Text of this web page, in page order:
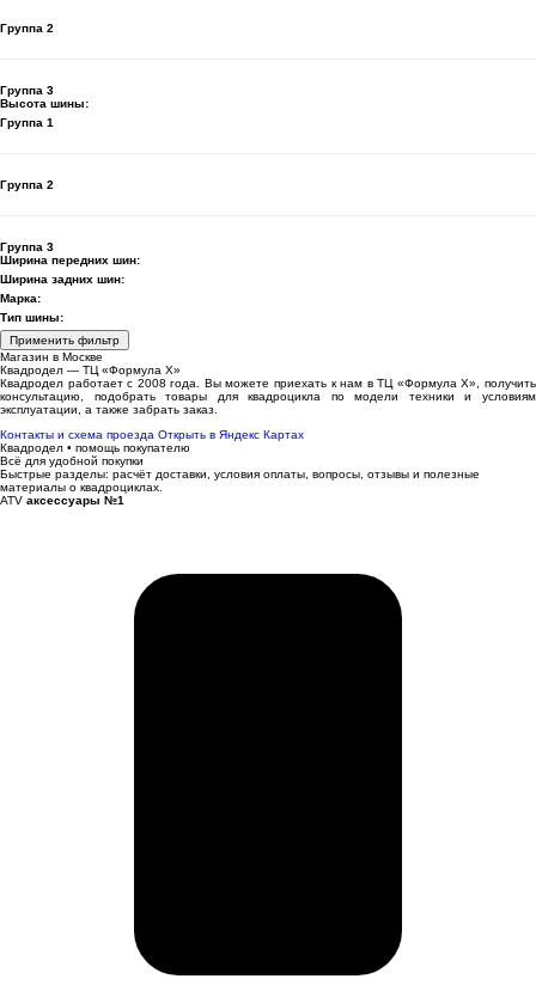
Группа 2
Группа 3
Высота шины:
Группа 1
Группа 2
Группа 3
Ширина передних шин:
Ширина задних шин:
Марка:
Тип шины:
Применить фильтр
Магазин в Москве
Квадродел — ТЦ «Формула Х»
Квадродел работает с 2008 года. Вы можете приехать к нам в ТЦ «Формула Х», получить
консультацию, подобрать товары для квадроцикла по модели техники и условиям
эксплуатации, а также забрать заказ.
Контакты и схема проезда Открыть в Яндекс Картах
Квадродел • помощь покупателю
Всё для удобной покупки
Быстрые разделы: расчёт доставки, условия оплаты, вопросы, отзывы и полезные
материалы о квадроциклах.
ATV аксессуары №1